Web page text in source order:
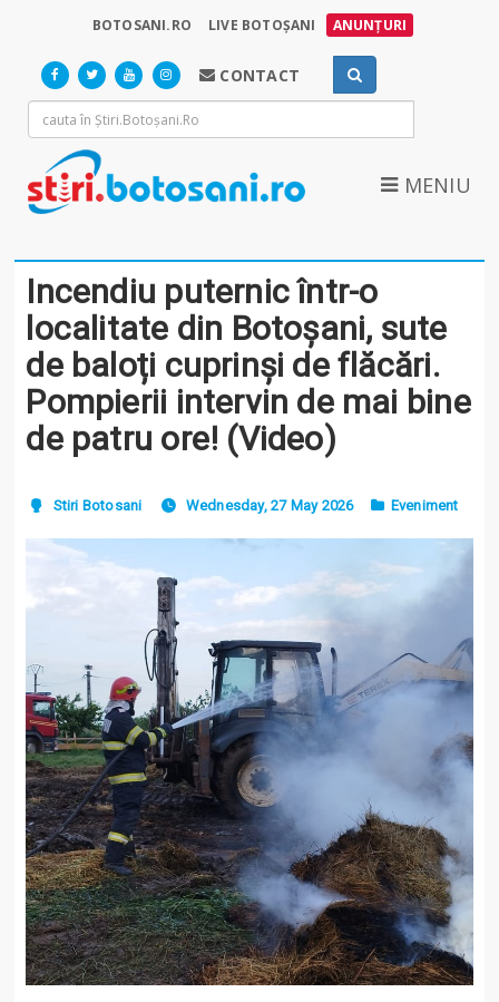
BOTOSANI.RO LIVE BOTOȘANI ANUNȚURI
CONTACT
MENIU
Incendiu puternic într-o
localitate din Botoșani, sute
de baloți cuprinși de flăcări.
Pompierii intervin de mai bine
de patru ore! (Video)
Stiri Botosani Wednesday, 27 May 2026 Eveniment